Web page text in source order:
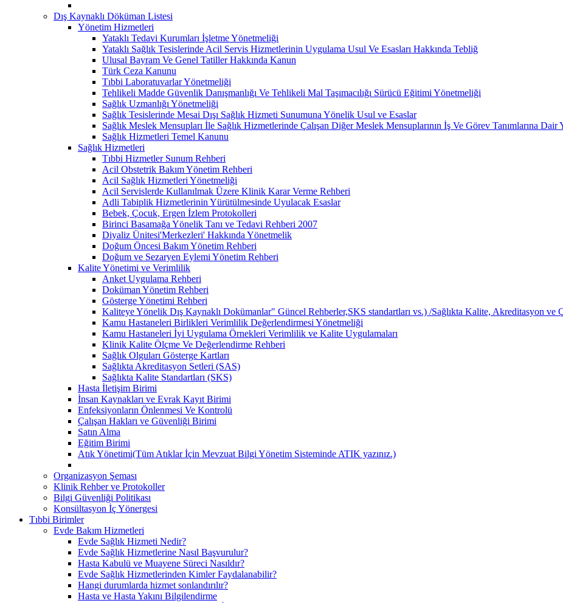
Dış Kaynaklı Döküman Listesi
Yönetim Hizmetleri
Yataklı Tedavi Kurumları İşletme Yönetmeliği
Yataklı Sağlık Tesislerinde Acil Servis Hizmetlerinin Uygulama Usul Ve Esasları Hakkında Tebliğ
Ulusal Bayram Ve Genel Tatiller Hakkında Kanun
Türk Ceza Kanunu
Tıbbi Laboratuvarlar Yönetmeliği
Tehlikeli Madde Güvenlik Danışmanlığı Ve Tehlikeli Mal Taşımacılığı Sürücü Eğitimi Yönetmeliği
Sağlık Uzmanlığı Yönetmeliği
Sağlık Tesislerinde Mesai Dışı Sağlık Hizmeti Sunumuna Yönelik Usul ve Esaslar
Sağlık Meslek Mensupları İle Sağlık Hizmetlerinde Çalışan Diğer Meslek Mensuplarının İş Ve Görev Tanımlarına Dair
Sağlık Hizmetleri Temel Kanunu
Sağlık Hizmetleri
Tıbbi Hizmetler Sunum Rehberi
Acil Obstetrik Bakım Yönetim Rehberi
Acil Sağlık Hizmetleri Yönetmeliği
Acil Servislerde Kullanılmak Üzere Klinik Karar Verme Rehberi
Adli Tabiplik Hizmetlerinin Yürütülmesinde Uyulacak Esaslar
Bebek, Çocuk, Ergen İzlem Protokolleri
Birinci Basamağa Yönelik Tanı ve Tedavi Rehberi 2007
Diyaliz Ünitesi'Merkezleri' Hakkında Yönetmelik
Doğum Öncesi Bakım Yönetim Rehberi
Doğum ve Sezaryen Eylemi Yönetim Rehberi
Kalite Yönetimi ve Verimlilik
Anket Uygulama Rehberi
Doküman Yönetim Rehberi
Gösterge Yönetimi Rehberi
Kaliteye Yönelik Dış Kaynaklı Dokümanlar" Güncel Rehberler,SKS standartları vs.) /Sağlıkta Kalite, Akreditasyon ve
Kamu Hastaneleri Birlikleri Verimlilik Değerlendirmesi Yönetmeliği
Kamu Hastaneleri İyi Uygulama Örnekleri Verimlilik ve Kalite Uygulamaları
Klinik Kalite Ölçme Ve Değerlendirme Rehberi
Sağlık Olguları Gösterge Kartları
Sağlıkta Akreditasyon Setleri (SAS)
Sağlıkta Kalite Standartları (SKS)
Hasta İletişim Birimi
İnsan Kaynakları ve Evrak Kayıt Birimi
Enfeksiyonların Önlenmesi Ve Kontrolü
Çalışan Hakları ve Güvenliği Birimi
Satın Alma
Eğitim Birimi
Atık Yönetimi(Tüm Atıklar İçin Mevzuat Bilgi Yönetim Sisteminde ATIK yazınız.)
Organizasyon Şeması
Klinik Rehber ve Protokoller
Bilgi Güvenliği Politikası
Konsültasyon İç Yönergesi
Tıbbi Birimler
Evde Bakım Hizmetleri
Evde Sağlık Hizmeti Nedir?
Evde Sağlık Hizmetlerine Nasıl Başvurulur?
Hasta Kabulü ve Muayene Süreci Nasıldır?
Evde Sağlık Hizmetlerinden Kimler Faydalanabilir?
Hangi durumlarda hizmet sonlandırılır?
Hasta ve Hasta Yakını Bilgilendirme